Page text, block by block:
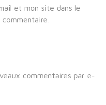
et mon site dans le
commentaires par e-